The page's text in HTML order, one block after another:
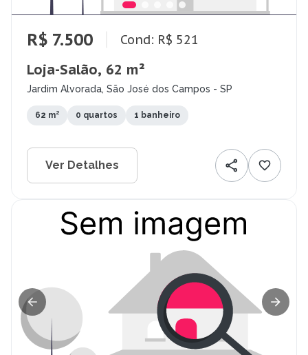
R$ 7.500 Cond: R$ 521
Loja-Salão, 62 m²
Jardim Alvorada, São José dos Campos - SP
62 m² 0 quartos 1 banheiro
Ver Detalhes